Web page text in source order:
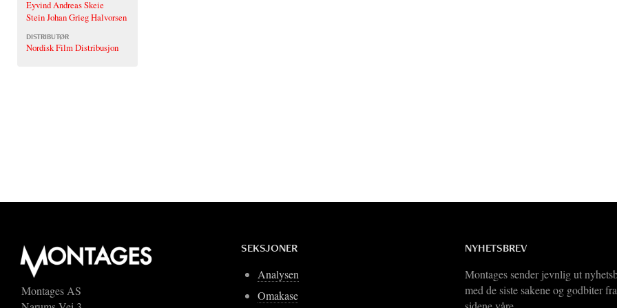
Eyvind Andreas Skeie
Stein Johan Grieg Halvorsen
DISTRIBUTØR
Nordisk Film Distribusjon
Montages AS
SEKSJONER
Analysen
Omakase
NYHETSBREV
Montages sender jevnlig ut
med de siste sakene og godbiter fra